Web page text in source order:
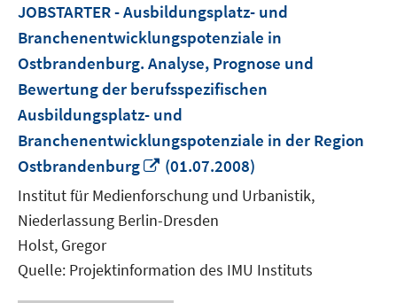
JOBSTARTER - Ausbildungsplatz- und
Branchenentwicklungspotenziale in
Ostbrandenburg. Analyse, Prognose und
Bewertung der berufsspezifischen
Ausbildungsplatz- und
Branchenentwicklungspotenziale in der Region
Ostbrandenburg
In
neuem
Fenster
öffnen
(01.07.2008)
Institut für Medienforschung und Urbanistik,
Niederlassung Berlin-Dresden
Holst, Gregor
Quelle: Projektinformation des IMU Instituts